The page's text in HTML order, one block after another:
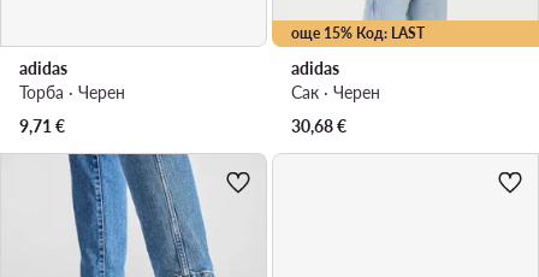
adidas
Торба · Черен
9,71 €
още 15% Код: LAST
adidas
Сак · Черен
30,68€